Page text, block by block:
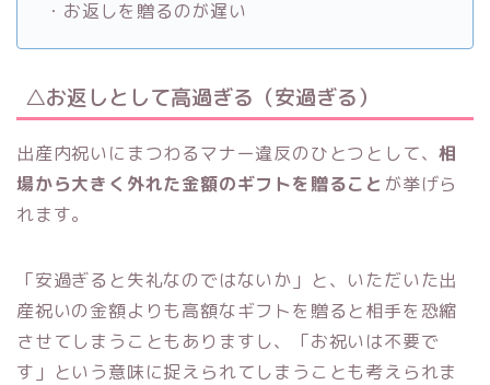
・お返しを贈るのが遅い
△お返しとして高過ぎる（安過ぎる）
出産内祝いにまつわるマナー違反のひとつとして、相
場から大きく外れた金額のギフトを贈ること が挙げら
れます。
「安過ぎると失礼なのではないか」と、いただいた出
産祝いの金額よりも高額なギフトを贈ると相手を恐縮
させてしまうこともありますし、「お祝いは不要で
す」という意味に捉えられてしまうことも考えられま